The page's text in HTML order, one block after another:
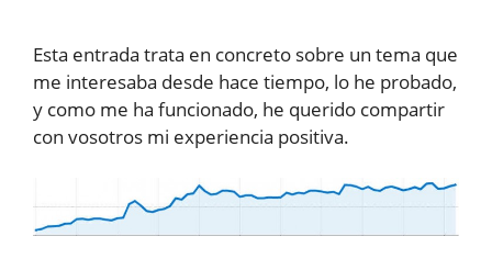
Esta entrada trata en concreto sobre un tema que
me interesaba desde hace tiempo, lo he probado,
y como me ha funcionado, he querido compartir
con vosotros mi experiencia positiva.